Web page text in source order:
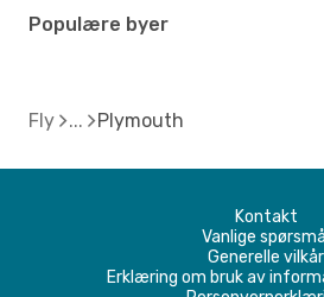
Populære byer
Fly Plymouth
Kontakt
Vanlige spørsmål
Generelle vilkår
Erklæring om bruk av